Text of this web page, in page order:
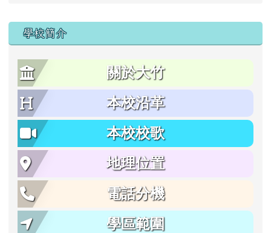
學校簡介
關於大竹
本校沿革
本校校歌
地理位置
電話分機
學區範圍